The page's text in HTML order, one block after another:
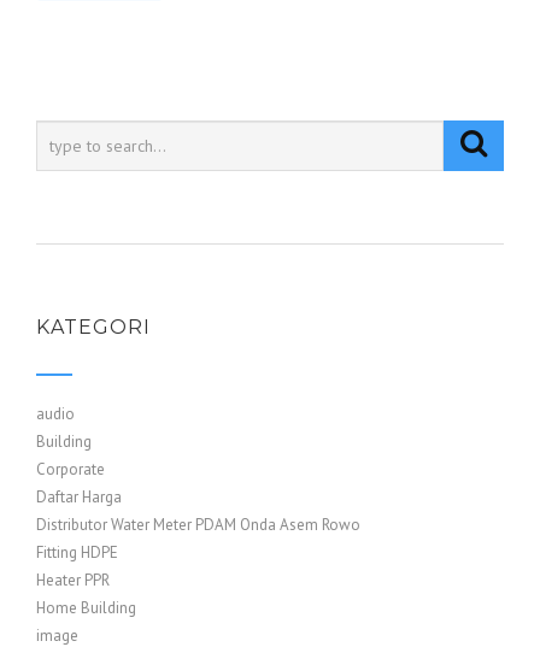
KATEGORI
audio
Building
Corporate
Daftar Harga
Distributor Water Meter PDAM Onda Asem Rowo
Fitting HDPE
Heater PPR
Home Building
image